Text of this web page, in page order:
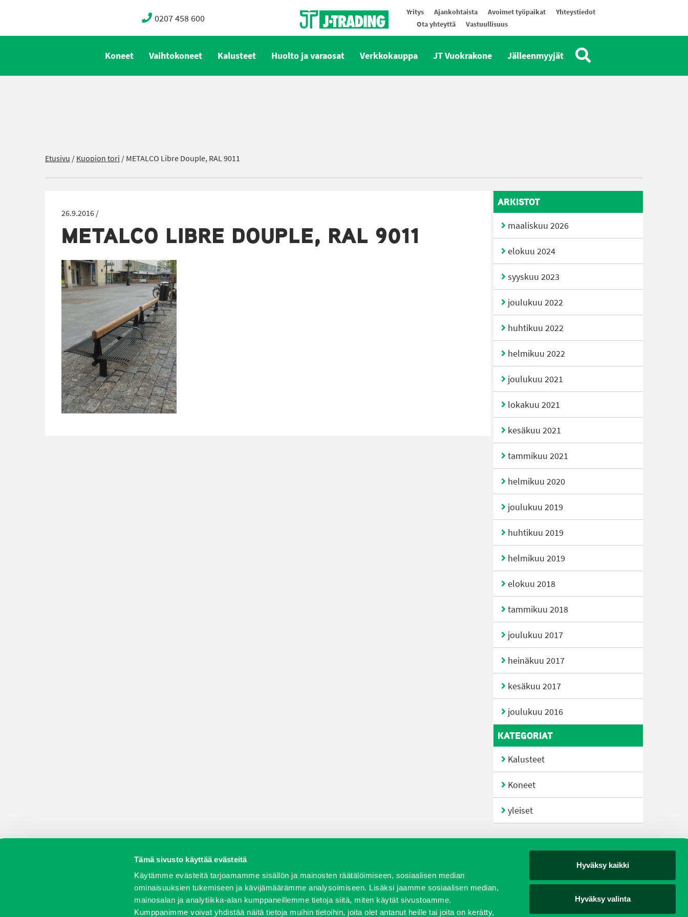
Tämä sivusto käyttää evästeitä
Käytämme evästeitä tarjoamamme sisällön ja mainosten räätälöimiseen, sosiaalisen median
ominaisuuksien tukemiseen ja kävijämäärämme analysoimiseen. Lisäksi jaamme sosiaalisen median,
mainosalan ja analytiikka-alan kumppaneillemme tietoja siitä, miten käytät sivustoamme.
Kumppanimme voivat yhdistää näitä tietoja muihin tietoihin, joita olet antanut heille tai joita on kerätty,
Hyväksy kaikki
Hyväksy valinta
0207 458 600 Yritys Ajankohtaista Avoimet työpaikat
Yhteystiedot
Ota yhteyttä
Vastuullisuus
Koneet Vaihtokoneet Kalusteet Huolto ja varaosat Verkkokauppa JT Vuokrakone Jälleenmyyjät
Etusivu /Kuopion tori /METALCO Libre Douple, RAL 9011
26.9.2016 /
METALCO LIBRE DOUPLE, RAL 9011
ARKISTOT
maaliskuu 2026
elokuu 2024
syyskuu 2023
joulukuu 2022
huhtikuu 2022
helmikuu 2022
joulukuu 2021
lokakuu 2021
kesäkuu 2021
tammikuu 2021
helmikuu 2020
joulukuu 2019
huhtikuu 2019
helmikuu 2019
elokuu 2018
tammikuu 2018
joulukuu 2017
heinäkuu 2017
kesäkuu 2017
joulukuu 2016
KATEGORIAT
Kalusteet
Koneet
yleiset
Vaihtokoneet Kalusteet Huolto ja varaosat Verkkokauppa JT Vuokrakone Jälleenmyyjät